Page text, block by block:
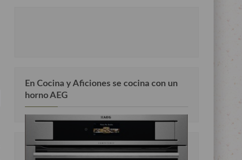
En Cocina y Aficiones se cocina con un
horno AEG